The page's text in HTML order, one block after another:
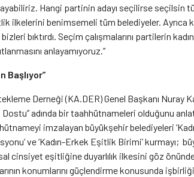
Hangi partinin adayı seçilirse seçilsin
ilkelerini benimsemeli tüm belediyeler. Ayrıca
bizleri bıktırdı. Seçim çalışmalarını partilerin
anlayamıyoruz.’’
Başlıyor”
Derneği (KA.DER) Genel Başkanı Nuray
Dostu’’ adında bir taahhütnameleri olduğunu
imzalayan büyükşehir belediyeleri
ve ‘Kadın-Erkek Eşitlik Birimi’ kurmayı;
cinsiyet eşitliğine duyarlılık ilkesini göz önünde
konumlarını güçlendirme konusunda